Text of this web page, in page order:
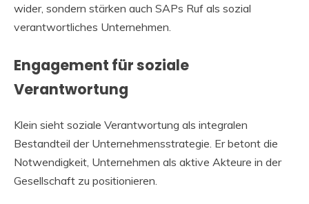
wider, sondern stärken auch SAPs Ruf als sozial
verantwortliches Unternehmen.
Engagement für soziale
Verantwortung
Klein sieht soziale Verantwortung als integralen
Bestandteil der Unternehmensstrategie. Er betont die
Notwendigkeit, Unternehmen als aktive Akteure in der
Gesellschaft zu positionieren.